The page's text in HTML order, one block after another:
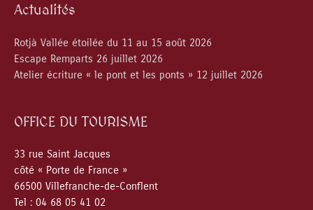
Actualités
Rotjà Vallée étoilée du 11 au 15 août 2026
Escape Remparts 26 juillet 2026
Atelier écriture « le pont et les ponts » 12 juillet 2026
OFFICE DU TOURISME
33 rue Saint Jacques
côté « Porte de France »
66500 Villefranche-de-Conflent
Tel : 04 68 05 41 02